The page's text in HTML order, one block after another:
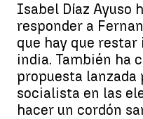
Isabel Díaz Ayuso
responder a
que hay que
india. También ha
propuesta lanzada
socialista en las
hacer un cordón